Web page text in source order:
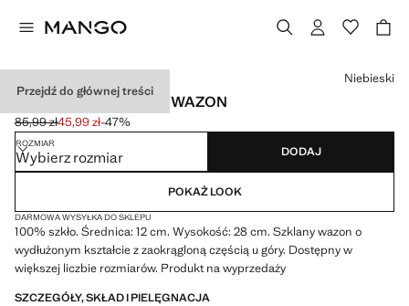
Przejdź do głównej treści
SZKLANY PODŁUŻNY WAZON
Skreślona cena początkowa [85,99 zł ]
85,99 zł
Aktualna cena [45,99 zł ]
45,99 zł-47%
Wybierz kolor
Niebieski
ROZMIAR
Wybierz rozmiar DODAJ
POKAŻ LOOK
DARMOWA WYSYŁKA DO SKLEPU
100% szkło. Średnica: 12 cm. Wysokość: 28 cm. Szklany wazon o
wydłużonym kształcie z zaokrągloną częścią u góry. Dostępny w
większej liczbie rozmiarów. Produkt na wyprzedaży
SZCZEGÓŁY, SKŁAD I PIELĘGNACJA